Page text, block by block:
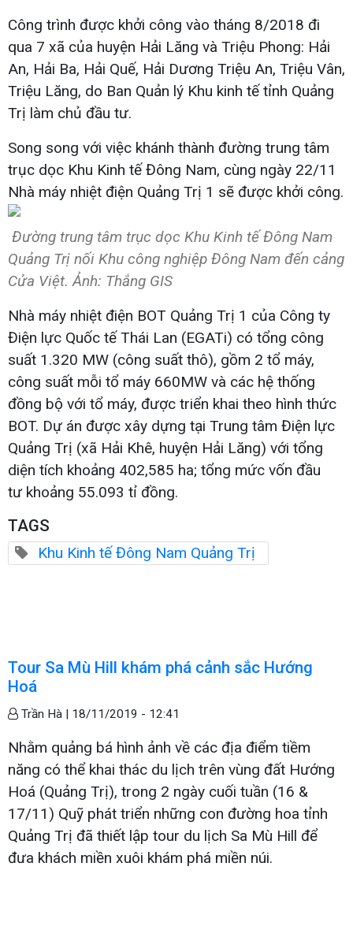
Công trình được khởi công vào tháng 8/2018 đi
qua 7 xã của huyện Hải Lăng và Triệu Phong: Hải
An, Hải Ba, Hải Quế, Hải Dương Triệu An, Triệu Vân,
Triệu Lăng, do Ban Quản lý Khu kinh tế tỉnh Quảng
Trị làm chủ đầu tư.
Song song với việc khánh thành đường trung tâm
trục dọc Khu Kinh tế Đông Nam, cùng ngày 22/11
Nhà máy nhiệt điện Quảng Trị 1 sẽ được khởi công.
Đường trung tâm trục dọc Khu Kinh tế Đông Nam
Quảng Trị nối Khu công nghiệp Đông Nam đến cảng
Cửa Việt. Ảnh: Thắng GIS
Nhà máy nhiệt điện BOT Quảng Trị 1 của Công ty
Điện lực Quốc tế Thái Lan (EGATi) có tổng công
suất 1.320 MW (công suất thô), gồm 2 tổ máy,
công suất mỗi tổ máy 660MW và các hệ thống
đồng bộ với tổ máy, được triển khai theo hình thức
BOT. Dự án được xây dựng tại Trung tâm Điện lực
Quảng Trị (xã Hải Khê, huyện Hải Lăng) với tổng
diện tích khoảng 402,585 ha; tổng mức vốn đầu
tư khoảng 55.093 tỉ đồng.
TAGS
Khu Kinh tế Đông Nam Quảng Trị
Tour Sa Mù Hill khám phá cảnh sắc Hướng
Hoá
Trần Hà | 18/11/2019 - 12:41
Nhằm quảng bá hình ảnh về các địa điểm tiềm
năng có thể khai thác du lịch trên vùng đất Hướng
Hoá (Quảng Trị), trong 2 ngày cuối tuần (16 &
17/11) Quỹ phát triển những con đường hoa tỉnh
Quảng Trị đã thiết lập tour du lịch Sa Mù Hill để
đưa khách miền xuôi khám phá miền núi.